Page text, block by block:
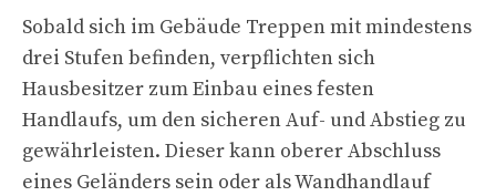
Sobald sich im Gebäude Treppen mit mindestens
drei Stufen befinden, verpflichten sich
Hausbesitzer zum Einbau eines festen
Handlaufs, um den sicheren Auf- und Abstieg zu
gewährleisten. Dieser kann oberer Abschluss
eines Geländers sein oder als Wandhandlauf